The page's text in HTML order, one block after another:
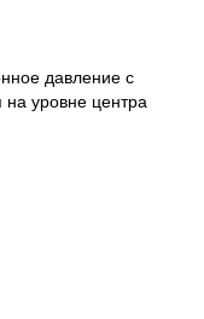
давление с
на уровне центра